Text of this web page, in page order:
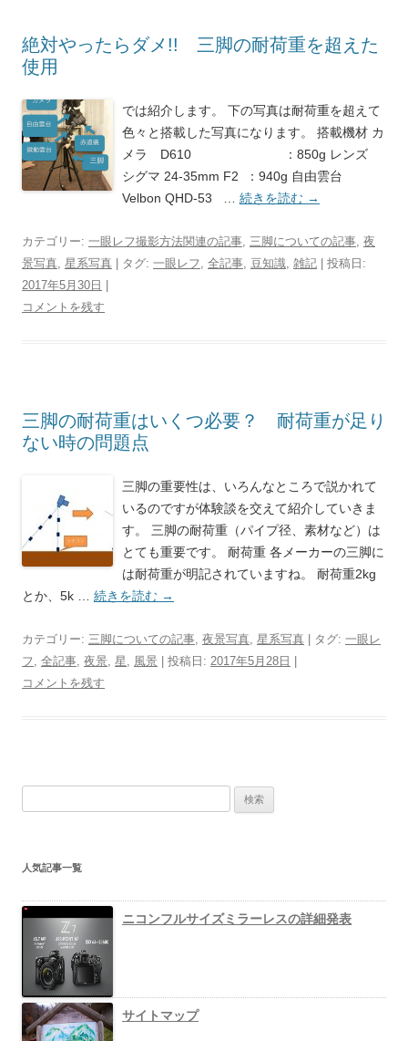
絶対やったらダメ!! 三脚の耐荷重を超えた
使用
では紹介します。 下の写真は耐荷重を超えて
色々と搭載した写真になります。 搭載機材 カ
メラ D610 ：850g レンズ
シグマ 24-35mm F2 ：940g 自由雲台
Velbon QHD-53 … 続きを読む →
カテゴリー: 一眼レフ撮影方法関連の記事, 三脚についての記事, 夜
景写真, 星系写真 | タグ: 一眼レフ, 全記事, 豆知識, 雑記 | 投稿日:
2017年5月30日
コメントを残す
三脚の耐荷重はいくつ必要？ 耐荷重が足り
ない時の問題点
三脚の重要性は、いろんなところで説かれて
いるのですが体験談を交えて紹介していきま
す。 三脚の耐荷重（パイプ径、素材など）は
とても重要です。 耐荷重 各メーカーの三脚に
は耐荷重が明記されていますね。 耐荷重2kg
とか、5k … 続きを読む →
カテゴリー: 三脚についての記事, 夜景写真, 星系写真 | タグ: 一眼レ
フ, 全記事, 夜景, 星 , 風景 | 投稿日: 2017年5月28日
コメントを残す
人気記事一覧
ニコンフルサイズミラーレスの詳細発表
サイトマップ